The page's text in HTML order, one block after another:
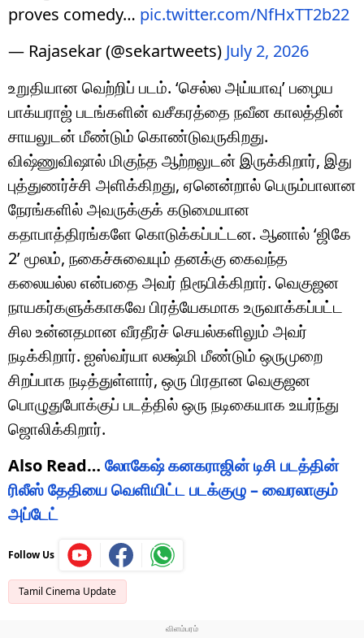
proves comedy… pic.twitter.com/NfHxTT2b22
— Rajasekar (@sekartweets) July 2, 2026
உறுதியான வெற்றிப் படம். ‘செல்ல அய்யாவு’ பழைய
பாக்யராஜ் படங்களின் வசீகரத்தை நவீன காலத்தின்
சாயலுடன் மீண்டும் கொண்டுவருகிறது.
விஷ்ணுவிஷால் மிகுந்த ஆற்றலுடன் இருக்கிறார், இது
புத்துணர்ச்சி அளிக்கிறது, ஏனென்றால் பெரும்பாலான
நேரங்களில் அவருக்குக் கடுமையான
கதாபாத்திரங்களே கொடுக்கப்பட்டன. ஆனால் ‘ஜிகே
2’ மூலம், நகைச்சுவையும் தனக்கு கைவந்த
கலையல்ல என்பதை அவர் நிரூபிக்கிறார். வெகுஜன
நாயகர்களுக்காகவே பிரத்யேகமாக உருவாக்கப்பட்ட
சில உன்னதமான வீரதீரச் செயல்களிலும் அவர்
நடிக்கிறார். ஐஸ்வர்யா லக்ஷ்மி மீண்டும் ஒருமுறை
சிறப்பாக நடித்துள்ளார், ஒரு பிரதான வெகுஜன
பொழுதுபோக்குப் படத்தில் ஒரு நடிகையாக உயர்ந்து
ஜொலிக்கிறார்.
Also Read… லோகேஷ் கனகராஜின் டிசி படத்தின்
ரிலீஸ் தேதியை வெளியிட்ட படக்குழு – வைரலாகும்
அப்டேட்
Follow Us
Tamil Cinema Update